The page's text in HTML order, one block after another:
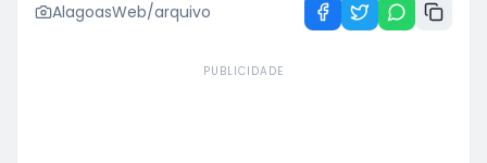
AlagoasWeb/arquivo
PUBLICIDADE